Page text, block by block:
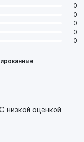
0
0
0
0
0
С низкой оценкой